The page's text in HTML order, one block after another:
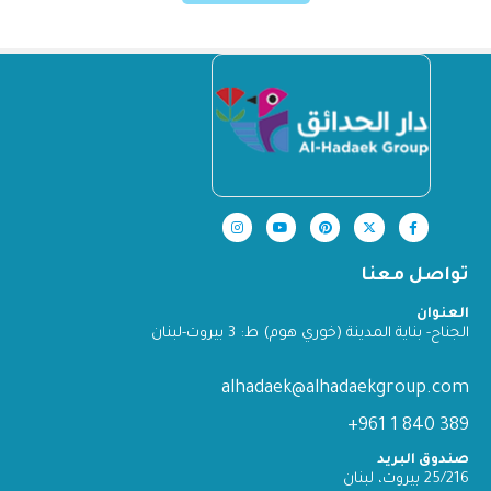
تواصل معنا
العنوان
الجناح- بناية المدينة (خوري هوم) ط: 3 بيروت-لبنان
alhadaek@alhadaekgroup.com
389 840 1 961+
صندوق البريد
25/216 بيروت، لبنان